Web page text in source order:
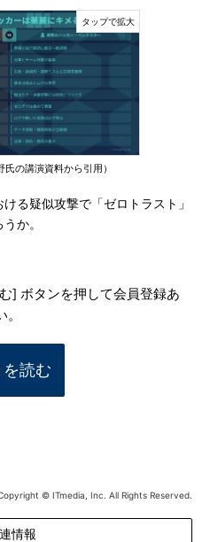
の講演資料から引用）
る疑似攻撃で「ゼロトラスト」
か。
] ボタンを押して会員登録あ
読む
© ITmedia, Inc. All Rights Reserved.
情報